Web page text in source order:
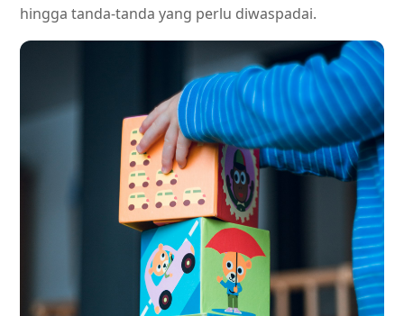
hingga tanda-tanda yang perlu diwaspadai.